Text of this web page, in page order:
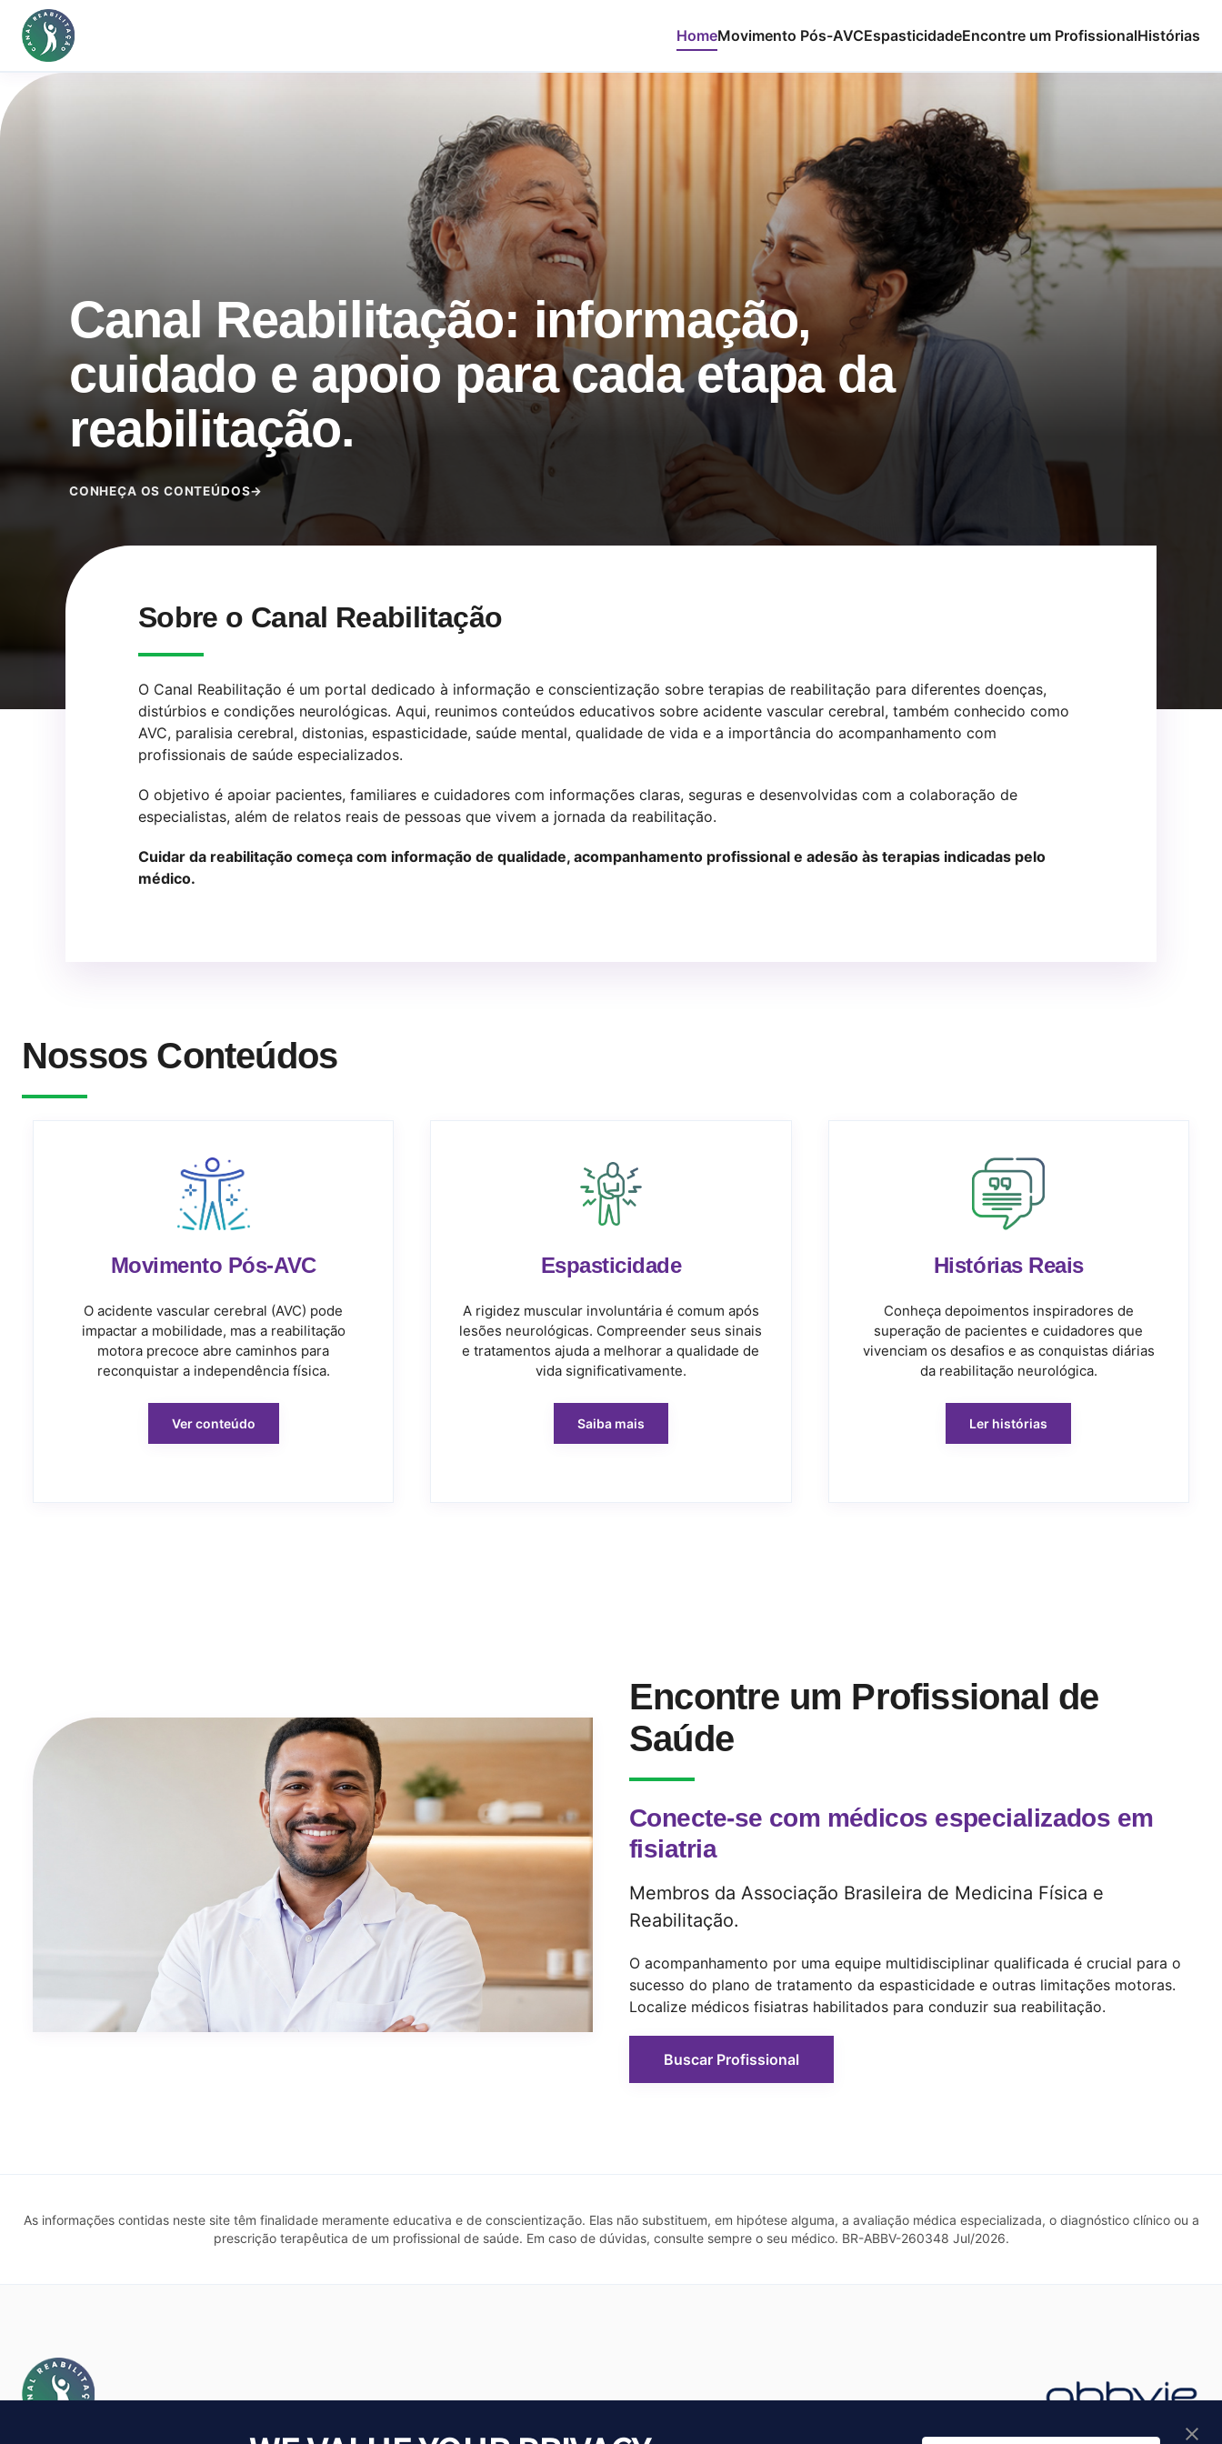
HomeMovimento Pós-AVCEspasticidadeEncontre um ProfissionalHistórias
Canal Reabilitação: informação,
cuidado e apoio para cada etapa da
reabilitação.
CONHEÇA OS CONTEÚDOS→
Sobre o Canal Reabilitação
O Canal Reabilitação é um portal dedicado à informação e conscientização sobre terapias de reabilitação para diferentes doenças,
distúrbios e condições neurológicas. Aqui, reunimos conteúdos educativos sobre acidente vascular cerebral, também conhecido como
AVC, paralisia cerebral, distonias, espasticidade, saúde mental, qualidade de vida e a importância do acompanhamento com
profissionais de saúde especializados.
O objetivo é apoiar pacientes, familiares e cuidadores com informações claras, seguras e desenvolvidas com a colaboração de
especialistas, além de relatos reais de pessoas que vivem a jornada da reabilitação.
Cuidar da reabilitação começa com informação de qualidade, acompanhamento profissional e adesão às terapias indicadas pelo
médico.
Nossos Conteúdos
Movimento Pós-AVC
O acidente vascular cerebral (AVC) pode
impactar a mobilidade, mas a reabilitação
motora precoce abre caminhos para
reconquistar a independência física.
Ver conteúdo
Espasticidade
A rigidez muscular involuntária é comum após
lesões neurológicas. Compreender seus sinais
e tratamentos ajuda a melhorar a qualidade de
vida significativamente.
Saiba mais
Histórias Reais
Conheça depoimentos inspiradores de
superação de pacientes e cuidadores que
vivenciam os desafios e as conquistas diárias
da reabilitação neurológica.
Ler histórias
Encontre um Profissional de
Saúde
Conecte-se com médicos especializados em
fisiatria
Membros da Associação Brasileira de Medicina Física e
Reabilitação.
O acompanhamento por uma equipe multidisciplinar qualificada é crucial para o
sucesso do plano de tratamento da espasticidade e outras limitações motoras.
Localize médicos fisiatras habilitados para conduzir sua reabilitação.
Buscar Profissional
As informações contidas neste site têm finalidade meramente educativa e de conscientização. Elas não substituem, em hipótese alguma, a avaliação médica especializada, o diagnóstico clínico ou a
prescrição terapêutica de um profissional de saúde. Em caso de dúvidas, consulte sempre o seu médico. BR-ABBV-260348 Jul/2026.